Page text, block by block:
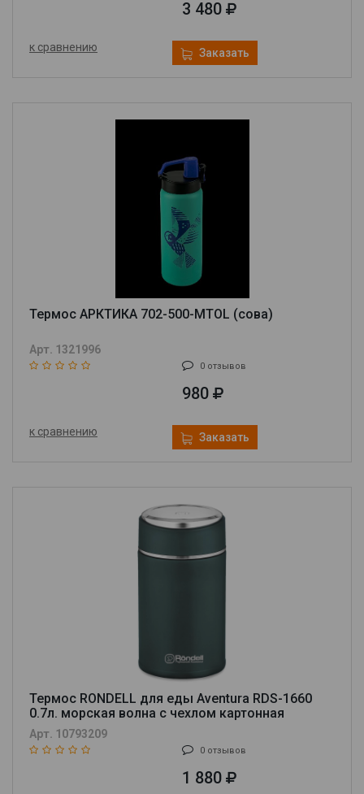
3 480
к сравнению Заказать
Термос АРКТИКА 702-500-MTOL (сова)
Арт. 1321996
0 отзывов
980
к сравнению Заказать
Термос RONDELL для еды Aventura RDS-1660
0.7л. морская волна с чехлом картонная
коробка
Арт. 10793209
0 отзывов
1 880